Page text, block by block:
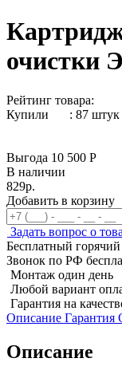
очистки
Рейтинг товара:
Купили
: 87 штук
Выгода 10 500 Р
В наличии
829р.
Добавить в корзину
Задать вопрос о
Бесплатный
Звонок по РФ
Монтаж один день
Любой вариант
Гарантия на
Описание Гарантия
Описание